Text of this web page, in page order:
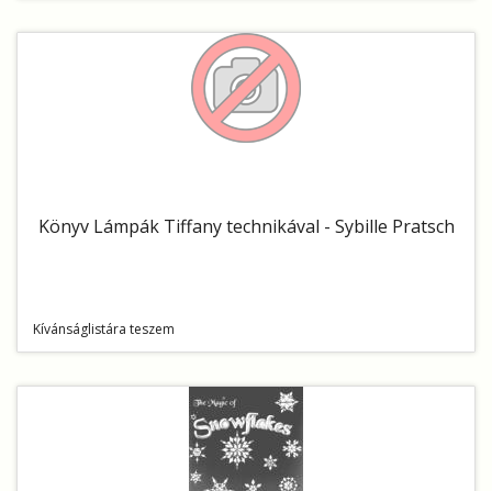
Könyv Lámpák Tiffany technikával - Sybille Pratsch
Kívánságlistára teszem